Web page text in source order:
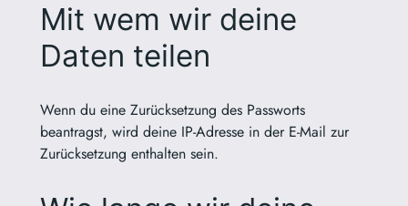
Mit wem wir deine
Daten teilen
Wenn du eine Zurücksetzung des Passworts
beantragst, wird deine IP-Adresse in der E-Mail zur
Zurücksetzung enthalten sein.